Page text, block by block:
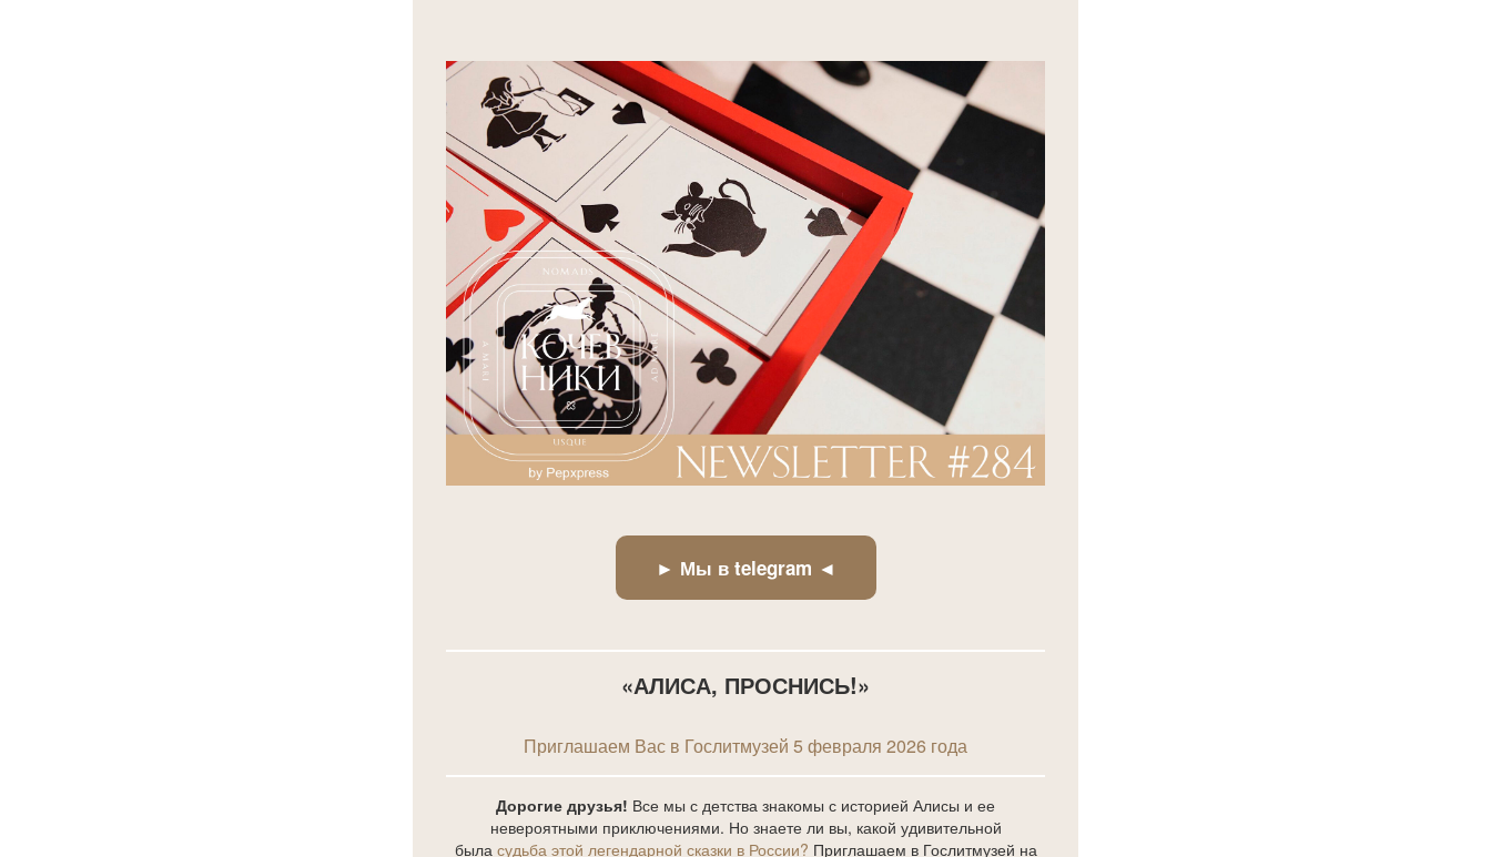
► Мы в telegram ◄
«АЛИСА, ПРОСНИСЬ!»
Приглашаем Вас в Гослитмузей 5 февраля 2026 года
Дорогие друзья! Все мы с детства знакомы с историей Алисы и ее
невероятными приключениями. Но знаете ли вы, какой удивительной
была судьба этой легендарной сказки в России? Приглашаем в Гослитмузей на